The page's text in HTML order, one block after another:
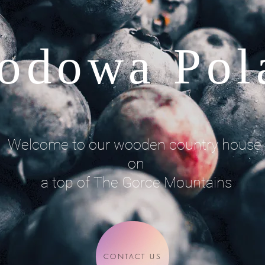
Welcome to our wooden country house
on
a top of The Gorce Mountains
CONTACT US